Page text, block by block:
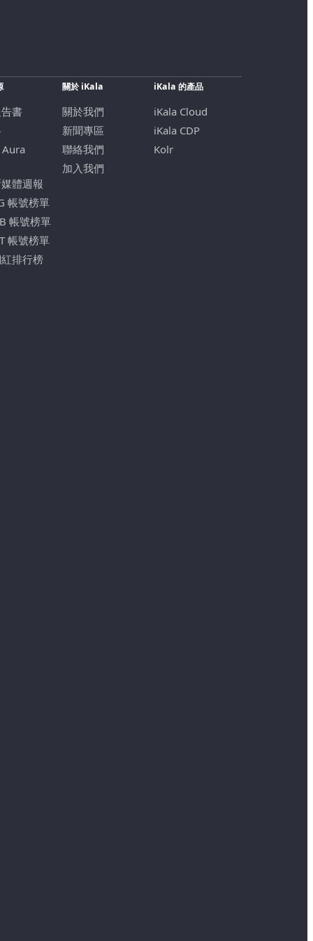
書
體週報
帳號榜單
帳號榜單
帳號榜單
排行榜
關於 iKala
關於我們
新聞專區
聯絡我們
加入我們
iKala 的產品
iKala Cloud
iKala CDP
Kolr